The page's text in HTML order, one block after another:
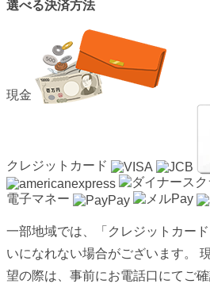
選べる決済方法
現金
クレジットカード
電子マネー
一部地域では、「クレジットカー
いになれない場合がございます。
望の際は、事前にお電話口にてご確